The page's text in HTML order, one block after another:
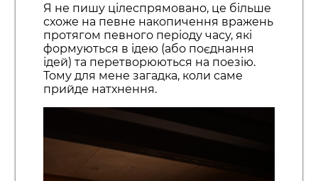
Я не пишу цілеспрямовано, це більше
схоже на певне накопичення вражень
протягом певного періоду часу, які
формуються в ідею (або поєднання
ідей) та перетворюються на поезію.
Тому для мене загадка, коли саме
прийде натхнення.